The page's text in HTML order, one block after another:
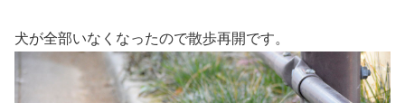
犬が全部いなくなったので散歩再開です。